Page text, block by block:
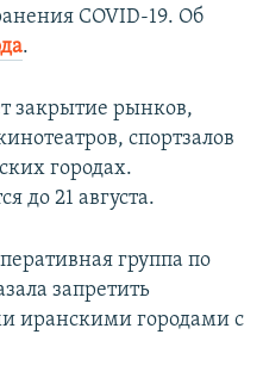
COVID-19. Об
.
закрытие рынков,
спортзалов
городах.
до 21 августа.
группа по
запретить
иранскими городами с